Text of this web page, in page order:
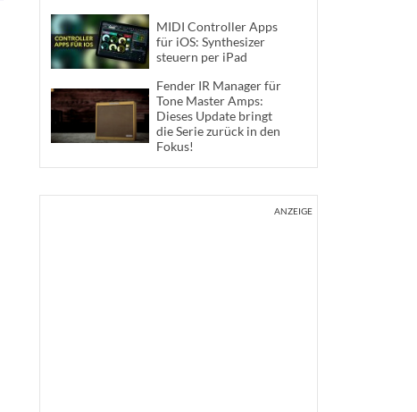
MIDI Controller Apps
für iOS: Synthesizer
steuern per iPad
Fender IR Manager für
Tone Master Amps:
Dieses Update bringt
die Serie zurück in den
Fokus!
ANZEIGE